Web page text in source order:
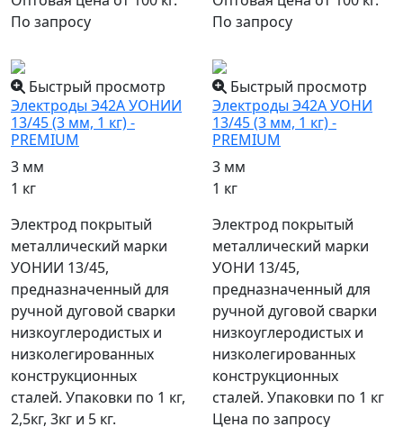
По запросу
По запросу
Быстрый просмотр
Электроды Э42А УОНИИ
13/45 (3 мм, 1 кг) -
PREMIUM
3 мм
1 кг
Электрод покрытый
металлический марки
УОНИИ 13/45,
предназначенный для
ручной дуговой сварки
низкоуглеродистых и
низколегированных
конструкционных
сталей. Упаковки по 1 кг,
2,5кг, 3кг и 5 кг.
Быстрый просмотр
Электроды Э42А УОНИ
13/45 (3 мм, 1 кг) -
PREMIUM
3 мм
1 кг
Электрод покрытый
металлический марки
УОНИ 13/45,
предназначенный для
ручной дуговой сварки
низкоуглеродистых и
низколегированных
конструкционных
сталей. Упаковки по 1 кг
Цена по запросу